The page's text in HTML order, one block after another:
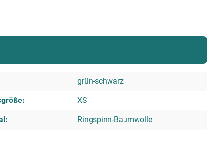
grün-schwarz
XS
Ringspinn-Baumwolle